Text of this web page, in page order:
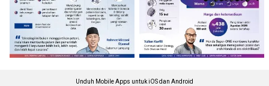
Unduh Mobile Apps untuk iOS dan Android